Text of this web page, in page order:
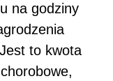
na godziny
to kwota